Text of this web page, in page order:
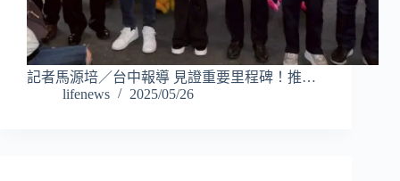
記者馬源培／台中報導 見證重要里程碑！推…
lifenews
2025/05/26